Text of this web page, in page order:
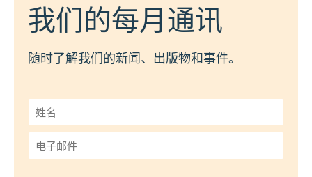
我们的每月通讯
随时了解我们的新闻、出版物和事件。
姓
名
*
子